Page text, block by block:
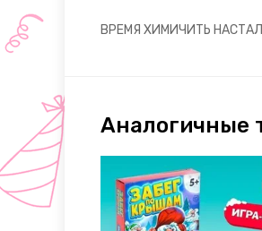
ВРЕМЯ ХИМИЧИТЬ
Аналогичные